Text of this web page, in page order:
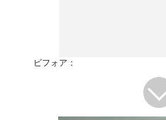
ビフォア：